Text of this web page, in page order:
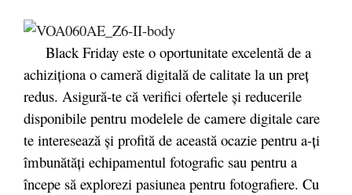
Black Friday este o oportunitate excelentă de a
achiziționa o cameră digitală de calitate la un preț
redus. Asigură-te că verifici ofertele și reducerile
disponibile pentru modelele de camere digitale care
te interesează și profită de această ocazie pentru a-ți
îmbunătăți echipamentul fotografic sau pentru a
începe să explorezi pasiunea pentru fotografiere. Cu